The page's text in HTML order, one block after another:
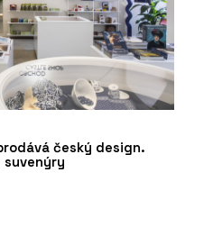
český design.
suvenýry